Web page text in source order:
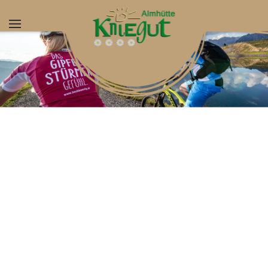
Skip to main content